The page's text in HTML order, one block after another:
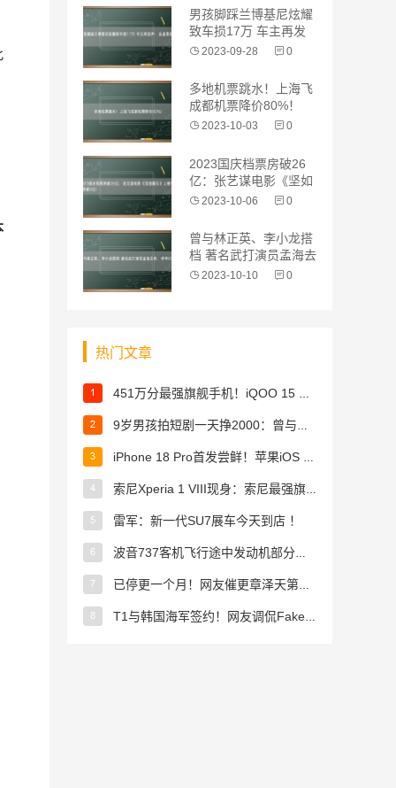
男孩脚踩兰博基尼炫耀
致车损17万 车主再发
声：会追责
2023-09-28 0
多地机票跳水！上海飞
成都机票降价80%！
2023-10-03 0
2023国庆档票房破26
亿：张艺谋电影《坚如
磐石》上
2023-10-06 0
曾与林正英、李小龙搭
档 著名武打演员孟海去
世：终年6
2023-10-10 0
热门文章
451万分最强旗舰手机！iQOO 15 Ultra图赏 ！
9岁男孩拍短剧一天挣2000：曾与多位明星合作 ！
iPhone 18 Pro首发尝鲜！苹果iOS 27迎来四项升级 ！
索尼Xperia 1 VIII现身：索尼最强旗舰来了 手机业务没凉 ！
雷军：新一代SU7展车今天到店 ！
波音737客机飞行途中发动机部分脱落 飞行员紧急备降 ！
已停更一个月！网友催更章泽天第二期播客：强烈推荐刘强东 ！
T1与韩国海军签约！网友调侃Faker成“李参谋”了?